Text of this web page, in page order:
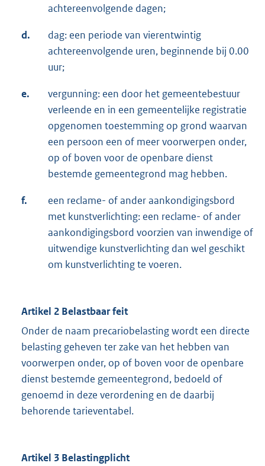
achtereenvolgende dagen;
d.
dag: een periode van vierentwintig
achtereenvolgende uren, beginnende bij 0.00
uur;
e.
vergunning: een door het gemeentebestuur
verleende en in een gemeentelijke registratie
opgenomen toestemming op grond waarvan
een persoon een of meer voorwerpen onder,
op of boven voor de openbare dienst
bestemde gemeentegrond mag hebben.
f.
een reclame- of ander aankondigingsbord
met kunstverlichting: een reclame- of ander
aankondigingsbord voorzien van inwendige of
uitwendige kunstverlichting dan wel geschikt
om kunstverlichting te voeren.
Artikel 2 Belastbaar feit
Onder de naam precariobelasting wordt een directe
belasting geheven ter zake van het hebben van
voorwerpen onder, op of boven voor de openbare
dienst bestemde gemeentegrond, bedoeld of
genoemd in deze verordening en de daarbij
behorende tarieventabel.
Artikel 3 Belastingplicht